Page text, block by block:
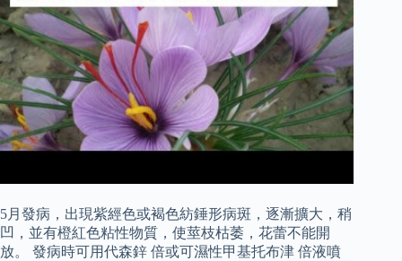
5月發病，出現紫經色或褐色紡錘形病斑，逐漸擴大，稍
凹，並有橙紅色粘性物質，使莖枝枯萎，花蕾不能開
放。 發病時可用代森鋅 倍或可濕性甲基托布津 倍液噴